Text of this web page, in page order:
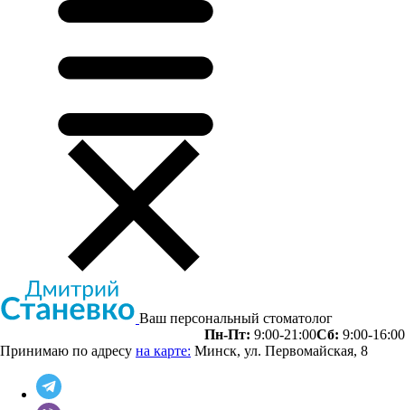
Ваш персональный стоматолог
Пн-Пт: 9:00-21:00Сб: 9:00-16:00
Принимаю по адресу на карте: Минск, ул. Первомайская, 8